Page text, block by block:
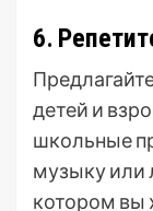
6․
детей и
школьные
музыку или
котором вы